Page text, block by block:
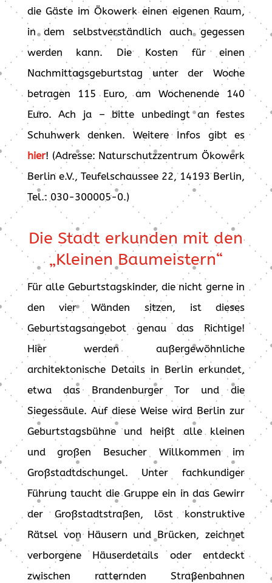
die Gäste im Ökowerk einen eigenen Raum,
in dem selbstverständlich auch gegessen
werden kann. Die Kosten für einen
Nachmittagsgeburtstag unter der Woche
betragen 115 Euro, am Wochenende 140
Euro. Ach ja – bitte unbedingt an festes
Schuhwerk denken. Weitere Infos gibt es
hier! (Adresse: Naturschutzzentrum Ökowerk
Berlin e.V., Teufelschaussee 22, 14193 Berlin,
Tel.: 030-300005-0.)
Die Stadt erkunden mit den
„Kleinen Baumeistern“
Für alle Geburtstagskinder, die nicht gerne in
den vier Wänden sitzen, ist dieses
Geburtstagsangebot genau das Richtige!
Hier werden außergewöhnliche
architektonische Details in Berlin erkundet,
etwa das Brandenburger Tor und die
Siegessäule. Auf diese Weise wird Berlin zur
Geburtstagsbühne und heißt alle kleinen
und großen Besucher Willkommen im
Großstadtdschungel. Unter fachkundiger
Führung taucht die Gruppe ein in das Gewirr
der Großstadtstraßen, löst konstruktive
Rätsel von Häusern und Brücken, zeichnet
verborgene Häuserdetails oder entdeckt
zwischen ratternden Straßenbahnen